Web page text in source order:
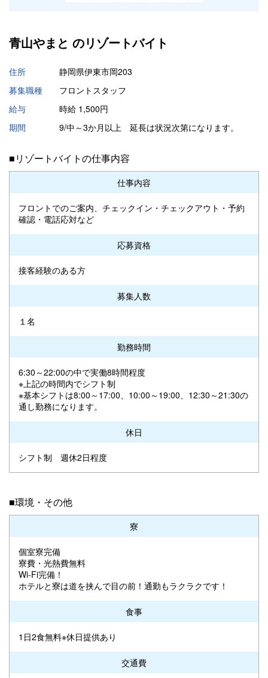
青山やまと のリゾートバイト
住所
静岡県伊東市岡203
募集職種
フロントスタッフ
給与
時給 1,500円
期間
9/中～3か月以上 延長は状況次第になります。
■リゾートバイトの仕事内容
仕事内容
フロントでのご案内、チェックイン・チェックアウト・予約
確認・電話応対など
応募資格
接客経験のある方
募集人数
１名
勤務時間
6:30～22:00の中で実働8時間程度
※上記の時間内でシフト制
※基本シフトは8:00～17:00、10:00～19:00、12:30～21:30の
通し勤務になります。
休日
シフト制 週休2日程度
■環境・その他
寮
個室寮完備
寮費・光熱費無料
Wi-Fi完備！
ホテルと寮は道を挟んで目の前！通勤もラクラクです！
食事
1日2食無料※休日提供あり
交通費